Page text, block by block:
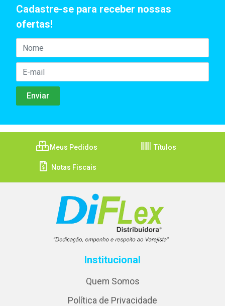
Cadastre-se para receber nossas
ofertas!
Meus Pedidos Títulos
Notas Fiscais
Institucional
Quem Somos
Política de Privacidade